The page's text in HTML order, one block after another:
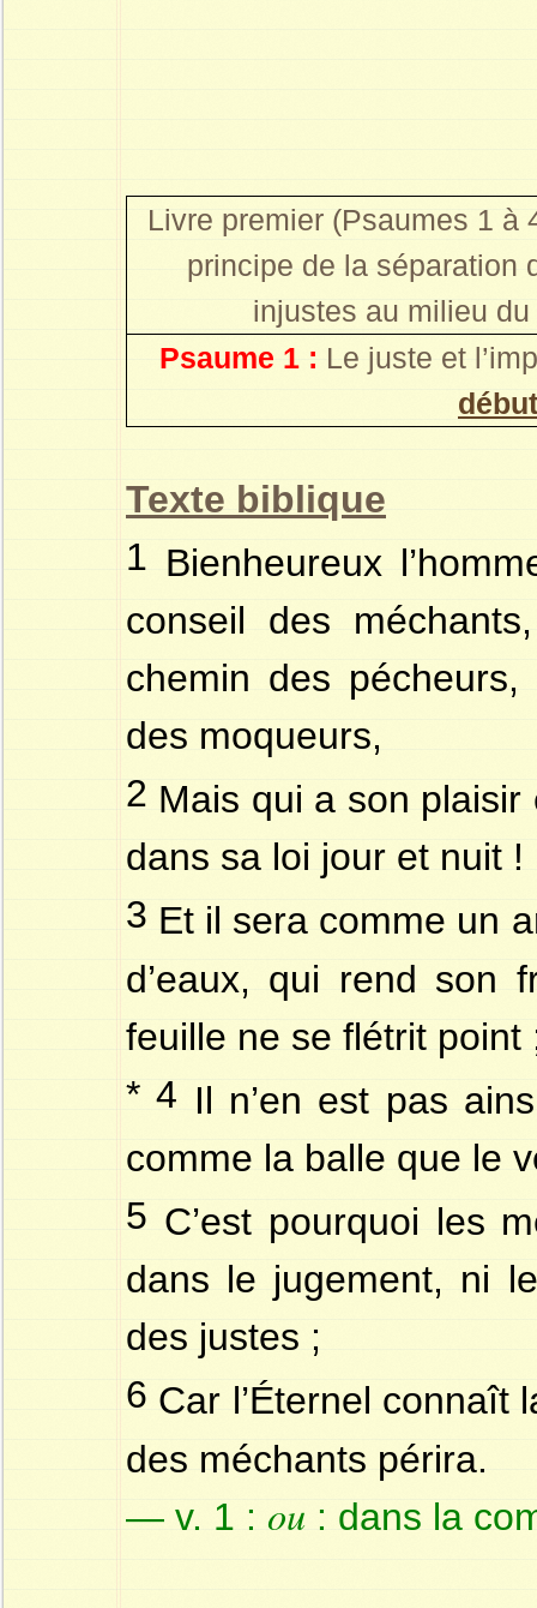
Livre premier (Psaumes 1 à
principe de la séparation
injustes au milieu
Psaume 1 : Le juste
début
Texte biblique
1 Bienheureux
conseil des
chemin des
des moqueurs,
2 Mais qui a son plaisir
dans sa loi jour et nuit !
3 Et il sera comme un
d’eaux, qui rend
feuille ne se flétrit point
* 4 Il n’en est pas
comme la balle que le
5 C’est pourquoi les
dans le jugement, ni
des justes ;
6 Car l’Éternel connaît
des méchants périra.
— v. 1 : ou : dans la